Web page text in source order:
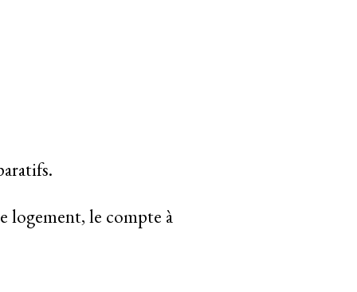
logement, le compte à